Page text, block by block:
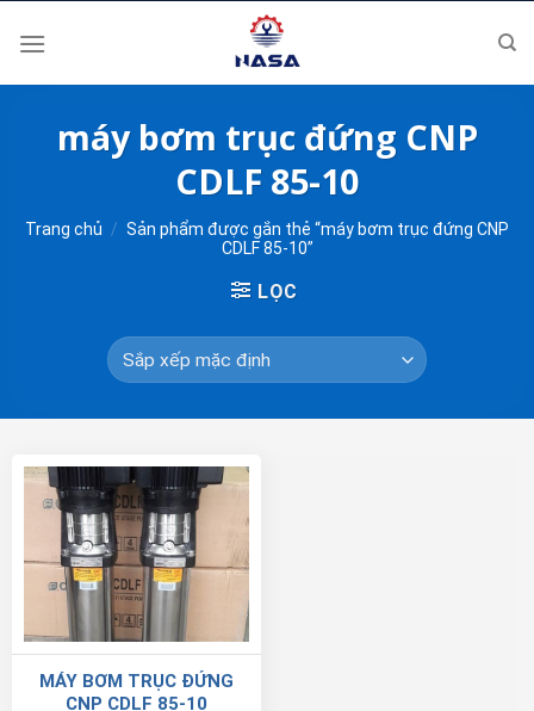
máy bơm trục đứng CNP
CDLF 85-10
Trang chủ / Sản phẩm được gắn thẻ “máy bơm trục đứng CNP
CDLF 85-10”
LỌC
MÁY BƠM TRỤC ĐỨNG
CNP CDLF 85-10